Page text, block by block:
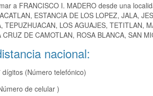
a FRANCISCO I. MADERO desde una
ESTANCIA DE LOS LOPEZ, JALA,
TEPUZHUACAN, LOS AGUAJES, TETITLAN,
CRUZ DE CAMOTLAN, ROSA BLANCA, SAN
nacional:
(Número telefónico)
de celular )